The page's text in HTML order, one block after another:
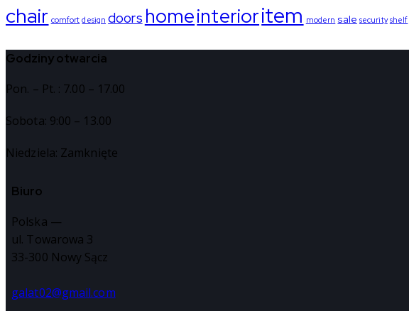
chair comfort design doors homeinterioritem modern sale security shelf
Godziny otwarcia
Pon. – Pt. : 7.00 – 17.00
Sobota: 9:00 – 13.00
Niedziela: Zamknięte
Biuro
Polska —
ul. Towarowa 3
33-300 Nowy Sącz
galat02@gmail.com